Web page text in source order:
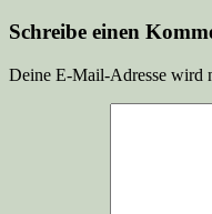
Schreibe einen
Deine E-Mail-Adresse wird